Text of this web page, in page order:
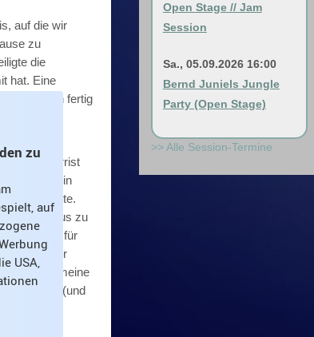
auf die wir
zu
die
hat. Eine
zeitnah fertig
unser Gitarrist
zuvor ein
Bass übte.
Hause aus zu
für
Jahren für
(ok, meine
waren (und
zu
auf
USA,
Open Stage // Jam
Session
Sa., 05.09.2026 16:00
Bernd Juniels Jungle
Party (Open Stage)
>> Alle Session-Termine